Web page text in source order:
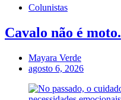
Colunistas
Cavalo não é moto.
Mayara Verde
agosto 6, 2026